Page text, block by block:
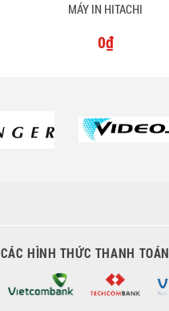
MÁY IN HITACHI
0₫
CÁC HÌNH THỨC THANH TOÁN